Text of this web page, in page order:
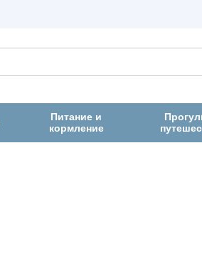
Питание и
кормление